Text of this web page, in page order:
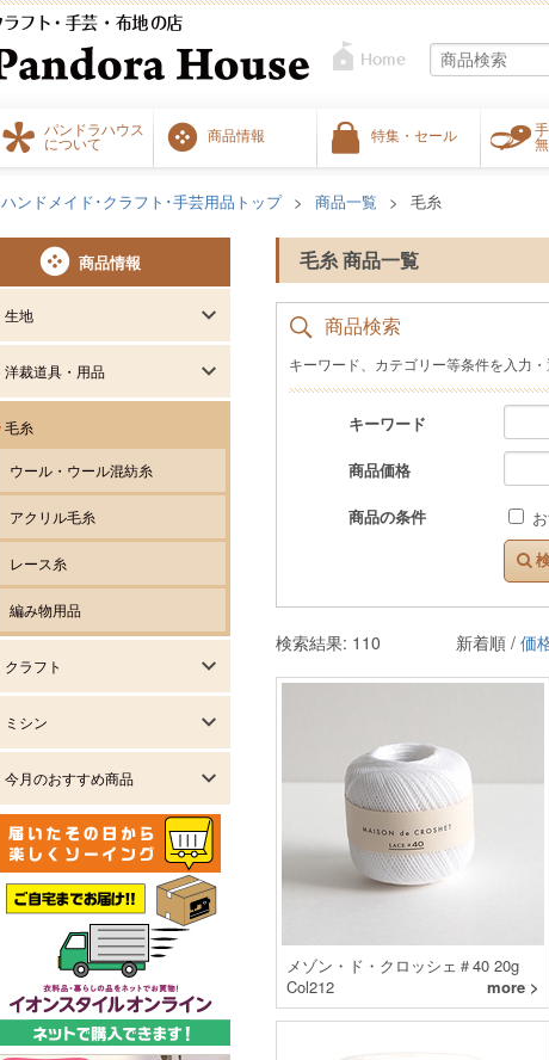
パンドラハウス
について
商品情報 特集・セール
ハンドメイド･クラフト･手芸用品トップ 商品一覧 毛糸
毛糸 商品一覧
商品検索
キーワード、カテゴリー等条件を入力
キーワード
商品価格
商品の条件
検索結果: 110 新着順 / 価
メゾン・ド・クロッシェ＃40 20g
Col212
more >
商品情報
生地
洋裁道具・用品
毛糸
ウール・ウール混紡糸
アクリル毛糸
レース糸
編み物用品
クラフト
ミシン
今月のおすすめ商品